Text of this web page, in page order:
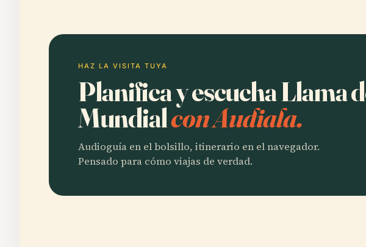
HAZ LA VISITA TUYA
Planifica y escucha Llama
Mundialcon Audiala.
Audioguía en el bolsillo, itinerario en el navegador.
Pensado para cómo viajas de verdad.